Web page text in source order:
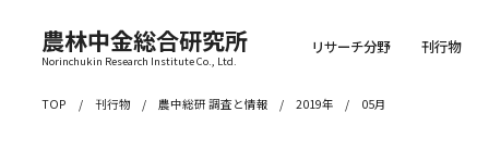
農林中金総合研究所
Norinchukin Research Institute Co., Ltd.
リサーチ分野 刊行物
TOP 刊行物 農中総研 調査と情報 2019年 05月